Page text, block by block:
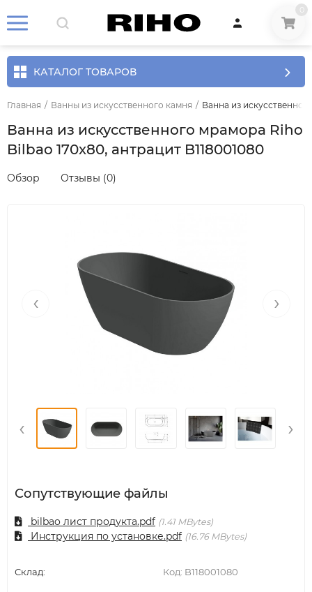
КАТАЛОГ ТОВАРОВ
Главная / Ванны из искусственного камня / Ванна из
Ванна из искусственного мрамора Riho
Bilbao 170x80, антрацит B118001080
Обзор Отзывы (0)
‹ ›
‹ ›
Сопутствующие файлы
bilbao лист продукта.pdf 1.41 MBytes
Инструкция по установке.pdf 16.76 MBytes
Код: B118001080
Склад: